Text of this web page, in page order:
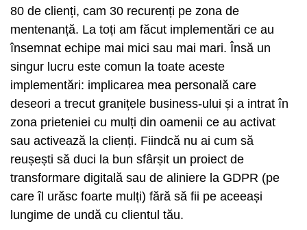
80 de clienți, cam 30 recurenți pe zona de
mentenanță. La toți am făcut implementări ce au
însemnat echipe mai mici sau mai mari. Însă un
singur lucru este comun la toate aceste
implementări: implicarea mea personală care
deseori a trecut granițele business-ului și a intrat în
zona prieteniei cu mulți din oamenii ce au activat
sau activează la clienți. Fiindcă nu ai cum să
reușești să duci la bun sfârșit un proiect de
transformare digitală sau de aliniere la GDPR (pe
care îl urăsc foarte mulți) fără să fii pe aceeași
lungime de undă cu clientul tău.